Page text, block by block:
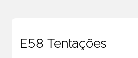
E58 Tentações